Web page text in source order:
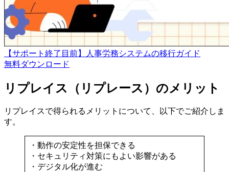
【サポート終了目前】人事労務システムの移行ガイド
無料ダウンロード
リプレイス（リプレース）のメリット
リプレイスで得られるメリットについて、以下でご紹介しま
す。
・動作の安定性を担保できる
・セキュリティ対策にもよい影響がある
・デジタル化が進む